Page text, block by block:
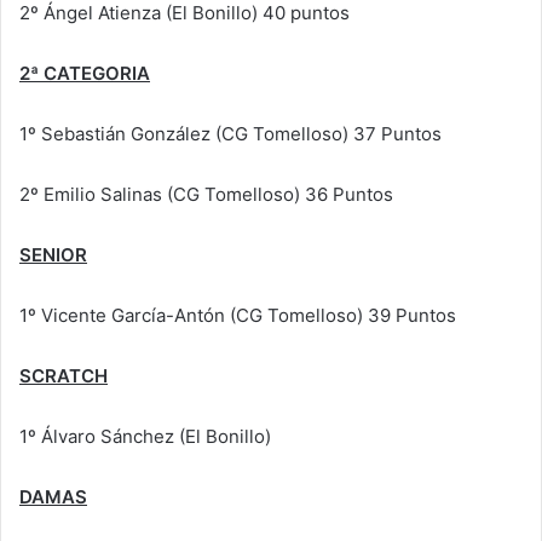
2º Ángel Atienza (El Bonillo) 40 puntos
2ª CATEGORIA
1º Sebastián González (CG Tomelloso) 37 Puntos
2º Emilio Salinas (CG Tomelloso) 36 Puntos
SENIOR
1º Vicente García-Antón (CG Tomelloso) 39 Puntos
SCRATCH
1º Álvaro Sánchez (El Bonillo)
DAMAS